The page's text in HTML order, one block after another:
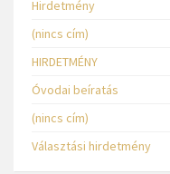
Hirdetmény
(nincs cím)
HIRDETMÉNY
Óvodai beíratás
(nincs cím)
Választási hirdetmény